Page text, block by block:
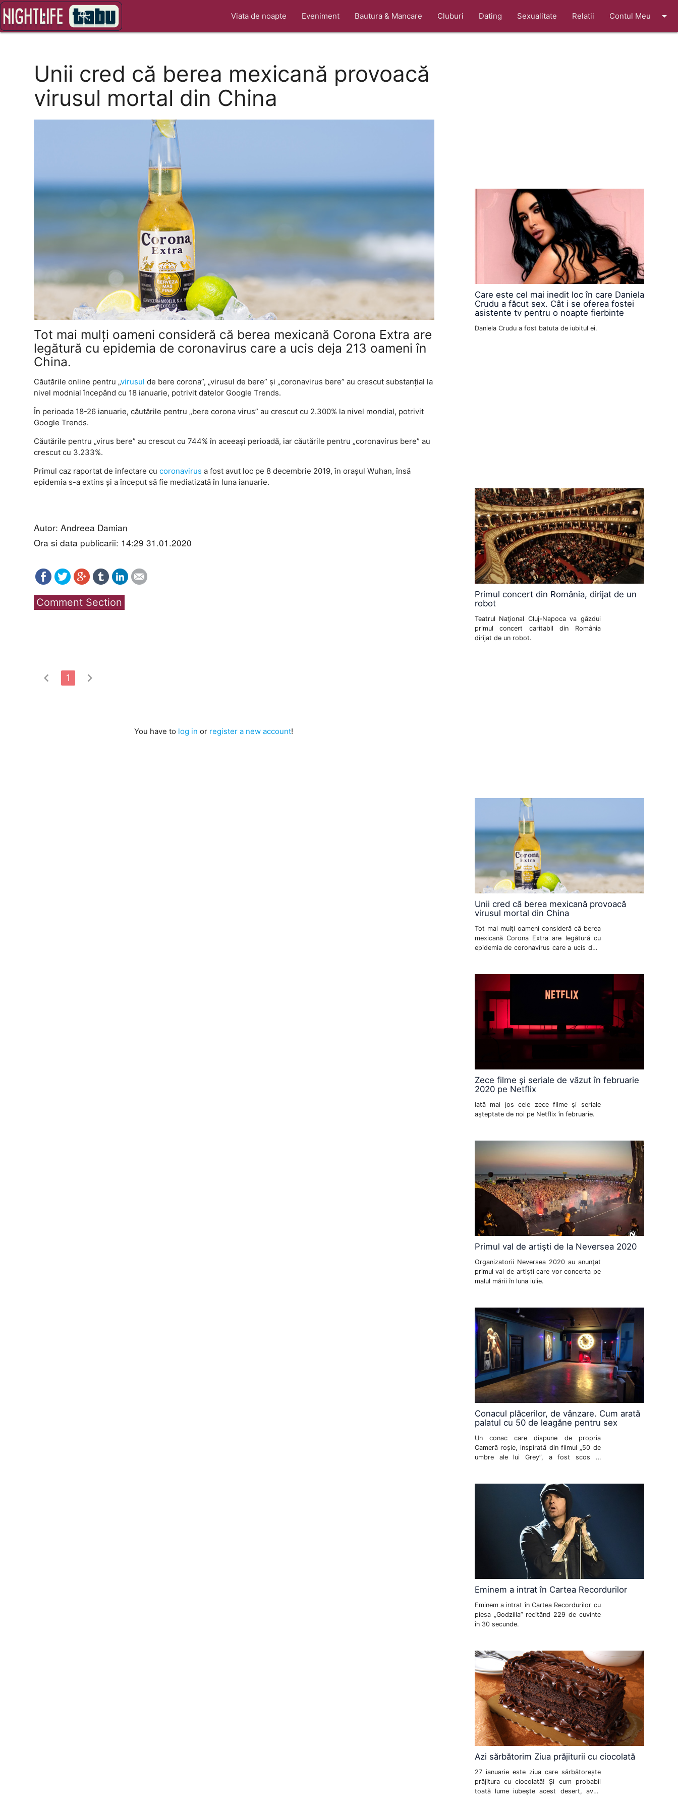
search Viata de noapte Eveniment Bautura & Mancare Cluburi Dating Sexualitate Relatii Contul Meu arrow_drop_down
Unii cred că berea mexicană provoacă
virusul mortal din China
Tot mai mulți oameni consideră că berea mexicană Corona Extra are
legătură cu epidemia de coronavirus care a ucis deja 213 oameni în
China.
Căutările online pentru „virusulde bere corona”, „virusul de bere” și „coronavirus bere” au crescut substanțial la
nivel modnial începând cu 18 ianuarie, potrivit datelor Google Trends.
În perioada 18-26 ianuarie, căutările pentru „bere corona virus” au crescut cu 2.300% la nivel mondial, potrivit
Google Trends.
Căutările pentru „virus bere” au crescut cu 744% în aceeași perioadă, iar căutările pentru „coronavirus bere” au
crescut cu 3.233%.
Primul caz raportat de infectare cu coronavirus a fost avut loc pe 8 decembrie 2019, în orașul Wuhan, însă
epidemia s-a extins și a început să fie mediatizată în luna ianuarie.
Autor: Andreea Damian
Ora si data publicarii: 14:29 31.01.2020
Comment Section
chevron_left 1 chevron_right
You have to log in or register a new account!
Care este cel mai inedit loc în care Daniela
Crudu a făcut sex. Cât i se oferea fostei
asistente tv pentru o noapte fierbinte
Daniela Crudu a fost batuta de iubitul ei.
Primul concert din România, dirijat de un
robot
Teatrul Naţional Cluj-Napoca va găzdui
primul concert caritabil din România
dirijat de un robot.
Unii cred că berea mexicană provoacă
virusul mortal din China
Tot mai mulți oameni consideră că berea
mexicană Corona Extra are legătură cu
epidemia de coronavirus care a ucis deja
Zece filme şi seriale de văzut în februarie
2020 pe Netflix
Iată mai jos cele zece filme şi seriale
aşteptate de noi pe Netflix în februarie.
Primul val de artişti de la Neversea 2020
Organizatorii Neversea 2020 au anunţat
primul val de artişti care vor concerta pe
malul mării în luna iulie.
Conacul plăcerilor, de vânzare. Cum arată
palatul cu 50 de leagăne pentru sex
Un conac care dispune de propria
Cameră roșie, inspirată din filmul „50 de
umbre ale lui Grey”, a fost scos la
milioane de lire sterline.
Eminem a intrat în Cartea Recordurilor
Eminem a intrat în Cartea Recordurilor cu
piesa „Godzilla” recitând 229 de cuvinte
în 30 secunde.
Azi sărbătorim Ziua prăjiturii cu ciocolată
27 ianuarie este ziua care sărbătorește
prăjitura cu ciocolată! Și cum probabil
toată lume iubește acest desert, aveți